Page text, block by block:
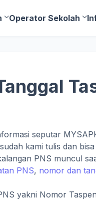
Operator Sekolah
seputar
kami tulis dan
PNS muncul
PNS, nomor dan
yakni Nomor